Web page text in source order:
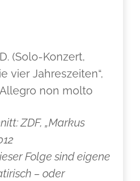
(Solo-Konzert,
vier Jahreszeiten“,
Allegro non molto
ZDF, „Markus
Folge sind eigene
– oder